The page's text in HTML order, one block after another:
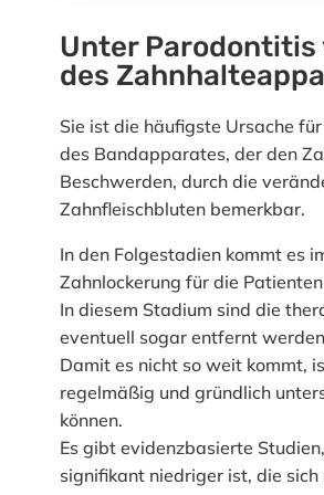
Unter
des
Sie ist die häufigste Ursache
des Bandapparates, der den
Beschwerden, durch die
Zahnfleischbluten bemerkbar.
In den Folgestadien kommt es
Zahnlockerung für die
In diesem Stadium sind die
eventuell sogar entfernt
Damit es nicht so weit kommt,
regelmäßig und gründlich
können.
Es gibt evidenzbasierte
signifikant niedriger ist, die